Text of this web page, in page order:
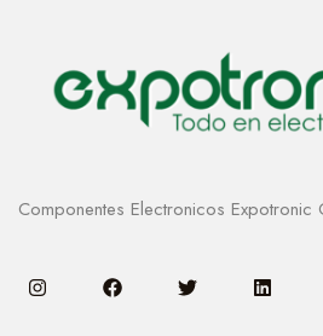
Componentes Electronicos Expotronic